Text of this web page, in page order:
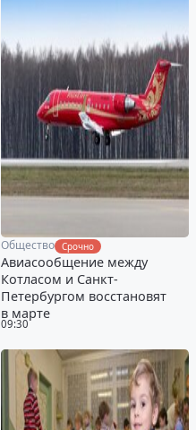
09:30
Общество Срочно
Авиасообщение между
Котласом и Санкт-
Петербургом восстановят
в марте